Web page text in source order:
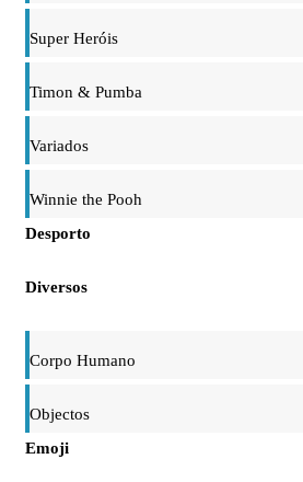
Super Heróis
Timon & Pumba
Variados
Winnie the Pooh
Desporto
Diversos
Corpo Humano
Objectos
Emoji